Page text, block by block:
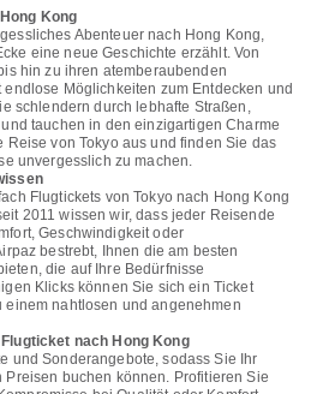
Kong
Abenteuer nach Hong Kong,
eine neue Geschichte erzählt. Von
hin zu ihren atemberaubenden
Möglichkeiten zum Entdecken und
schlendern durch lebhafte Straßen,
tauchen in den einzigartigen Charme
Reise von Tokyo aus und finden Sie das
unvergesslich zu machen.
Flugtickets von Tokyo nach Hong Kong
2011 wissen wir, dass jeder Reisende
Geschwindigkeit oder
bestrebt, Ihnen die am besten
die auf Ihre Bedürfnisse
Klicks können Sie sich ein Ticket
nahtlosen und angenehmen
nach Hong Kong
und Sonderangebote, sodass Sie Ihr
buchen können. Profitieren Sie